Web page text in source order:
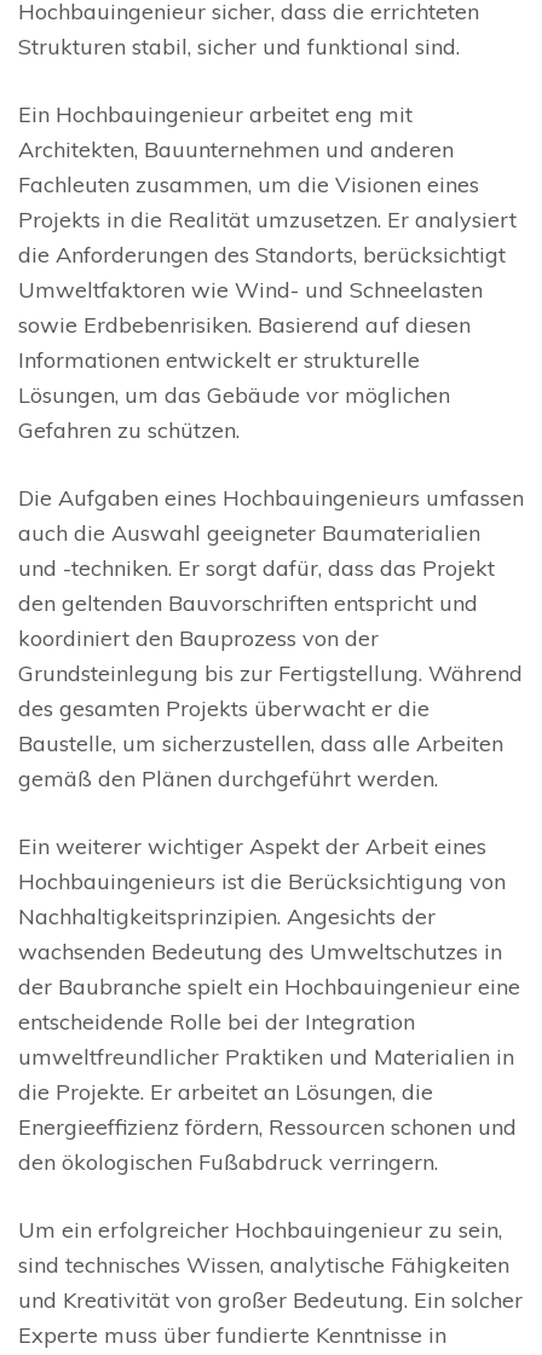
Hochbauingenieur sicher, dass die errichteten
Strukturen stabil, sicher und funktional sind.
Ein Hochbauingenieur arbeitet eng mit
Architekten, Bauunternehmen und anderen
Fachleuten zusammen, um die Visionen eines
Projekts in die Realität umzusetzen. Er analysiert
die Anforderungen des Standorts, berücksichtigt
Umweltfaktoren wie Wind- und Schneelasten
sowie Erdbebenrisiken. Basierend auf diesen
Informationen entwickelt er strukturelle
Lösungen, um das Gebäude vor möglichen
Gefahren zu schützen.
Die Aufgaben eines Hochbauingenieurs umfassen
auch die Auswahl geeigneter Baumaterialien
und -techniken. Er sorgt dafür, dass das Projekt
den geltenden Bauvorschriften entspricht und
koordiniert den Bauprozess von der
Grundsteinlegung bis zur Fertigstellung. Während
des gesamten Projekts überwacht er die
Baustelle, um sicherzustellen, dass alle Arbeiten
gemäß den Plänen durchgeführt werden.
Ein weiterer wichtiger Aspekt der Arbeit eines
Hochbauingenieurs ist die Berücksichtigung von
Nachhaltigkeitsprinzipien. Angesichts der
wachsenden Bedeutung des Umweltschutzes in
der Baubranche spielt ein Hochbauingenieur eine
entscheidende Rolle bei der Integration
umweltfreundlicher Praktiken und Materialien in
die Projekte. Er arbeitet an Lösungen, die
Energieeffizienz fördern, Ressourcen schonen und
den ökologischen Fußabdruck verringern.
Um ein erfolgreicher Hochbauingenieur zu sein,
sind technisches Wissen, analytische Fähigkeiten
und Kreativität von großer Bedeutung. Ein solcher
Experte muss über fundierte Kenntnisse in